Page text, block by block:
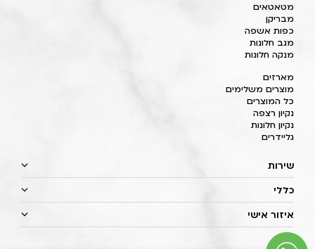
מטאטאים
מבריקן
כפות אשפה
מגב חלונות
מנקה חלונות
מארזים
מוצרים משלימים
כל המוצרים
נקיון רצפה
נקיון חלונות
גליידרים
שירות
כללי
איזור אישי